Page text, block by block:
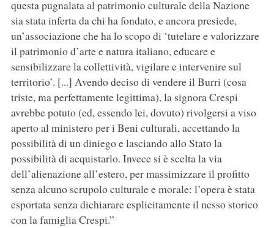
questa pugnalata al patrimonio culturale della Nazione
sia stata inferta da chi ha fondato, e ancora presiede,
un’associazione che ha lo scopo di ‘tutelare e valorizzare
il patrimonio d’arte e natura italiano, educare e
sensibilizzare la collettività, vigilare e intervenire sul
territorio’. [...] Avendo deciso di vendere il Burri (cosa
triste, ma perfettamente legittima), la signora Crespi
avrebbe potuto (ed, essendo lei, dovuto) rivolgersi a viso
aperto al ministero per i Beni culturali, accettando la
possibilità di un diniego e lasciando allo Stato la
possibilità di acquistarlo. Invece si è scelta la via
dell’alienazione all’estero, per massimizzare il profitto
senza alcuno scrupolo culturale e morale: l’opera è stata
esportata senza dichiarare esplicitamente il nesso storico
con la famiglia Crespi.”